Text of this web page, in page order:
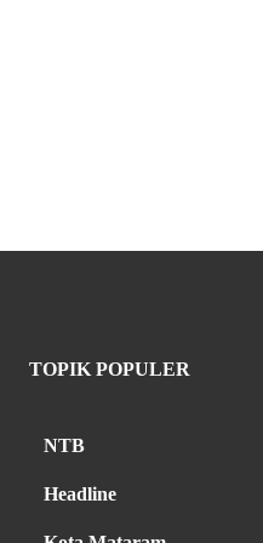
TOPIK POPULER
NTB
Headline